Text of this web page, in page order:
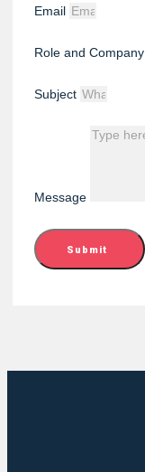
Email
Role and Company
Subject
Message
Submit